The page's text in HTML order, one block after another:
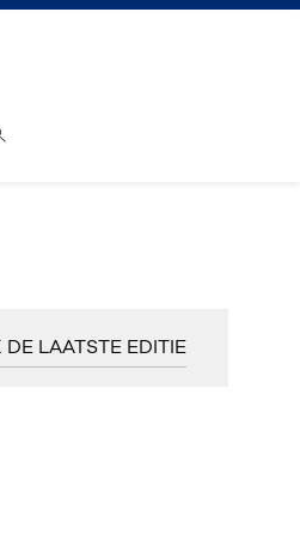
DE LAATSTE EDITIE